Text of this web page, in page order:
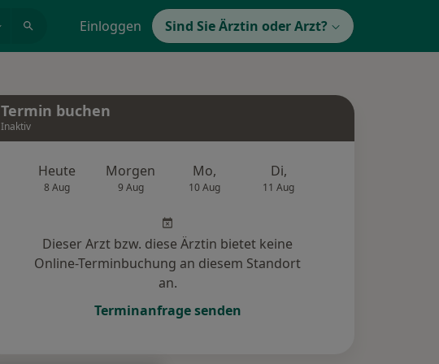
Einloggen Sind Sie Ärztin oder Arzt?
Termin buchen
Inaktiv
Heute
8 Aug
Morgen
9 Aug
Mo,
10 Aug
Di,
11 Aug
Dieser Arzt bzw. diese Ärztin bietet keine
Online-Terminbuchung an diesem Standort
an.
Terminanfrage senden